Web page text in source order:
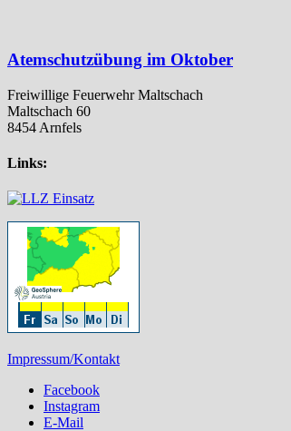
Atemschutzübung im Oktober
Freiwillige Feuerwehr Maltschach
Maltschach 60
8454 Arnfels
Links:
Impressum/Kontakt
Facebook
Instagram
E-Mail